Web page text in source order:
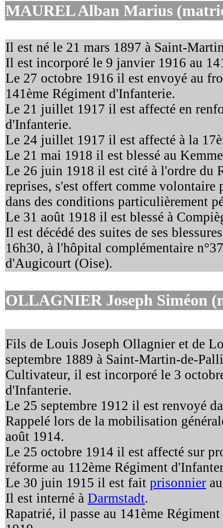
MAUREL Alban Marius
Il est né le 21 mars 1897 à Saint-
Il est incorporé le 9 janvier 1916 au
Le 27 octobre 1916 il est envoyé au
141ème Régiment d'Infanterie.
Le 21 juillet 1917 il est affecté en
d'Infanterie.
Le 24 juillet 1917 il est affecté à la
Le 21 mai 1918 il est blessé au
Le 26 juin 1918 il est cité à l'ordre du
reprises, s'est offert comme volontaire
dans des conditions particulièrement
Le 31 août 1918 il est blessé à
Il est décédé des suites de ses
16h30, à l'hôpital complémentaire
d'Augicourt (Oise).
OLLAGNIER Joseph Siméon
Fils de Louis Joseph Ollagnier et de
septembre 1889 à Saint-Martin-de-
Cultivateur, il est incorporé le 3
d'Infanterie.
Le 25 septembre 1912 il est renvoyé
Rappelé lors de la mobilisation
août 1914.
Le 25 octobre 1914 il est affecté sur
réforme au 112ème Régiment
Le 30 juin 1915 il est fait prisonnier
Il est interné à Darmstadt.
Rapatrié, il passe au 141ème